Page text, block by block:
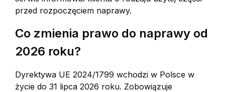
przed rozpoczęciem naprawy.
Co zmienia prawo do naprawy od
2026 roku?
Dyrektywa UE 2024/1799 wchodzi w Polsce w
życie do 31 lipca 2026 roku. Zobowiązuje